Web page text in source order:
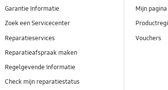
Garantie Informatie
Zoek een Servicecenter
Reparatieservices
Reparatieafspraak maken
Regelgevende Informatie
Check mijn reparatiestatus
Mijn pagina
Vouchers